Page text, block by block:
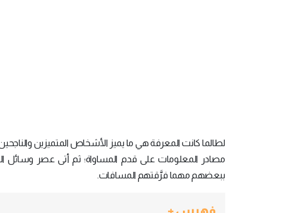
لطالما كانت المعرفة هي ما يميز الأشخاص المتميزين
مصادر المعلومات على قدم المساواة؛ ثم أتى عصر وسائل
ببعضهم مهما فرَّقتهم المسافات.
فهرس +